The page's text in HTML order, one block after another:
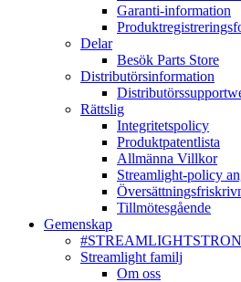
Garanti-information
Delar
Besök Parts Store
Distributörsinformation
Rättslig
Integritetspolicy
Produktpatentlista
Allmänna Villkor
Streamlight-policy
Tillmötesgående
Gemenskap
Streamlight familj
Om oss